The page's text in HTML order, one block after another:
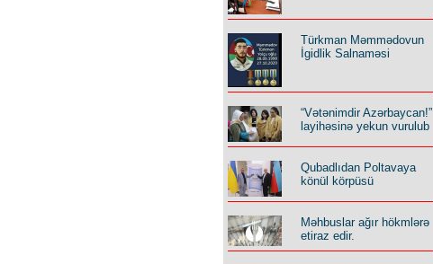
Türkman Məmmədovun
İgidlik Salnaməsi
“Vətənimdir Azərbaycan!”
layihəsinə yekun vurulub
Qubadlıdan Poltavaya
könül körpüsü
Məhbuslar ağır hökmlərə
etiraz edir.